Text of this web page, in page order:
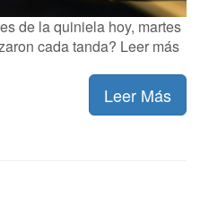
de la quiniela hoy, martes
cada tanda? Leer más
Leer Más